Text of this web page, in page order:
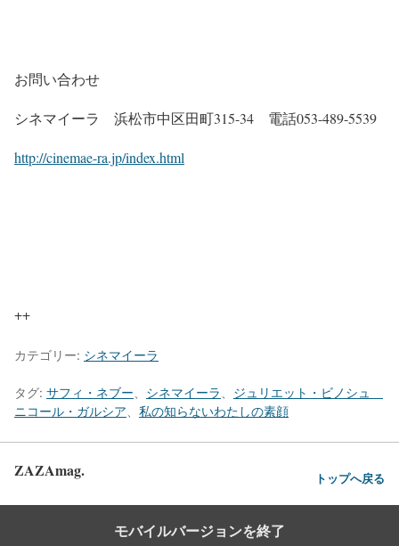
お問い合わせ
シネマイーラ 浜松市中区田町315-34 電話053-489-5539
http://cinemae-ra.jp/index.html
++
カテゴリー: シネマイーラ
タグ: サフィ・ネブー シネマイーラ
ジュリエット・ビノシュ
ニコール・ガルシア
私の知らないわたしの素顔
ZAZAmag. トップへ戻る
モバイルバージョンを終了